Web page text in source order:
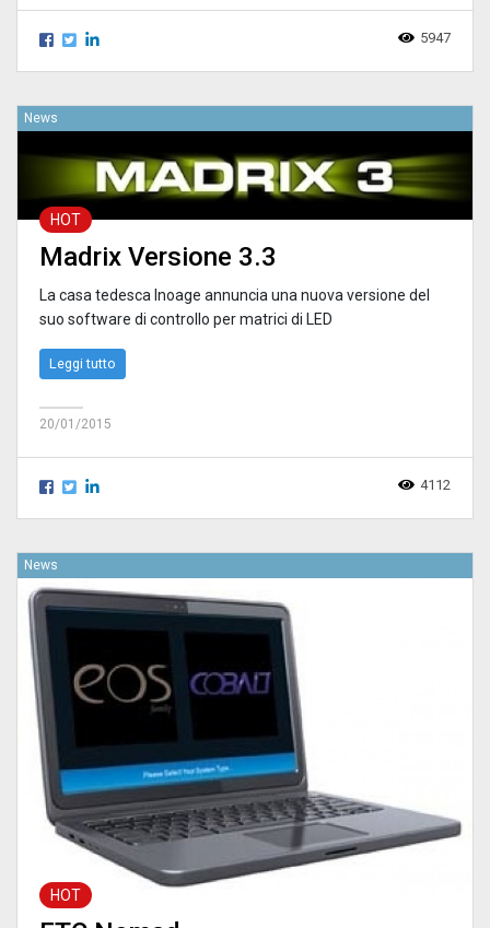
5947
News
HOT
Madrix Versione 3.3
La casa tedesca Inoage annuncia una nuova versione del
suo software di controllo per matrici di LED
Leggi tutto
20/01/2015
4112
News
HOT